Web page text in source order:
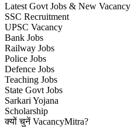
Latest Govt Jobs & New Vacancy
SSC Recruitment
UPSC Vacancy
Bank Jobs
Railway Jobs
Police Jobs
Defence Jobs
Teaching Jobs
State Govt Jobs
Sarkari Yojana
Scholarship
क्यों चुनें VacancyMitra?